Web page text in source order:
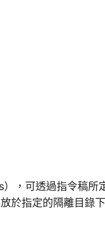
，可透過指令稿所
於指定的隔離目錄下